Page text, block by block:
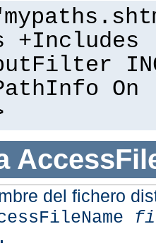
+Includes
On
del fichero